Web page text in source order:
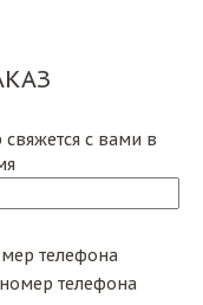
с вами в
телефона
телефона